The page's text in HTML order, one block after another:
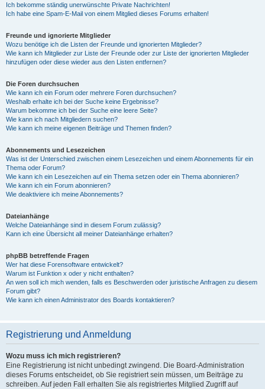
Ich bekomme ständig unerwünschte Private Nachrichten!
Ich habe eine Spam-E-Mail von einem Mitglied dieses Forums erhalten!
Freunde und ignorierte Mitglieder
Wozu benötige ich die Listen der Freunde und ignorierten Mitglieder?
Wie kann ich Mitglieder zur Liste der Freunde oder zur Liste der ignorierten Mitglieder
hinzufügen oder diese wieder aus den Listen entfernen?
Die Foren durchsuchen
Wie kann ich ein Forum oder mehrere Foren durchsuchen?
Weshalb erhalte ich bei der Suche keine Ergebnisse?
Warum bekomme ich bei der Suche eine leere Seite?
Wie kann ich nach Mitgliedern suchen?
Wie kann ich meine eigenen Beiträge und Themen finden?
Abonnements und Lesezeichen
Was ist der Unterschied zwischen einem Lesezeichen und einem Abonnements für ein
Thema oder Forum?
Wie kann ich ein Lesezeichen auf ein Thema setzen oder ein Thema abonnieren?
Wie kann ich ein Forum abonnieren?
Wie deaktiviere ich meine Abonnements?
Dateianhänge
Welche Dateianhänge sind in diesem Forum zulässig?
Kann ich eine Übersicht all meiner Dateianhänge erhalten?
phpBB betreffende Fragen
Wer hat diese Forensoftware entwickelt?
Warum ist Funktion x oder y nicht enthalten?
An wen soll ich mich wenden, falls es Beschwerden oder juristische Anfragen zu diesem
Forum gibt?
Wie kann ich einen Administrator des Boards kontaktieren?
Registrierung und Anmeldung
Wozu muss ich mich registrieren?
Eine Registrierung ist nicht unbedingt zwingend. Die Board-Administration
dieses Forums entscheidet, ob Sie registriert sein müssen, um Beiträge zu
schreiben. Auf jeden Fall erhalten Sie als registriertes Mitglied Zugriff auf